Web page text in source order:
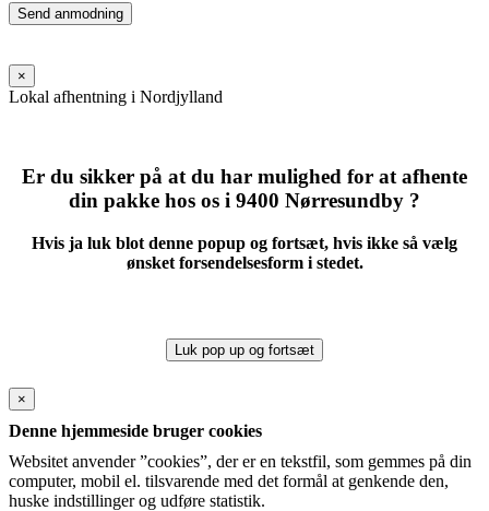
Please
leave
field
empty.
×
Lokal afhentning i Nordjylland
Er du sikker på at du har mulighed for at afhente
din pakke hos os i 9400 Nørresundby ?
Hvis ja luk blot denne popup og fortsæt, hvis ikke så vælg
ønsket forsendelsesform i stedet.
Luk pop up og fortsæt
×
Denne hjemmeside bruger cookies
Websitet anvender ”cookies”, der er en tekstfil, som gemmes på din
computer, mobil el. tilsvarende med det formål at genkende den,
huske indstillinger og udføre statistik.